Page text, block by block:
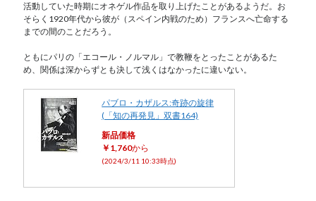
活動していた時期にオネゲル作品を取り上げたことがあるようだ。お
そらく1920年代から彼が（スペイン内戦のため）フランスへ亡命する
までの間のことだろう。
ともにパリの「エコール・ノルマル」で教鞭をとったことがあるた
め、関係は深からずとも決して浅くはなかったに違いない。
パブロ・カザルス:奇跡の旋律
(「知の再発見」双書164)
新品価格
￥1,760から
(2024/3/11 10:33時点)